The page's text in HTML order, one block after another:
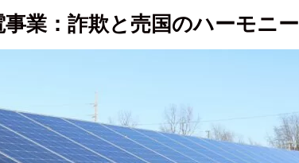
事業：詐欺と売国のハーモニー